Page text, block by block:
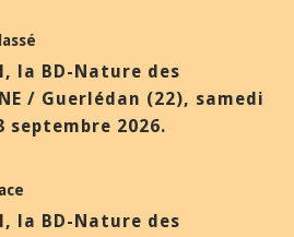
la BD-Nature des
/ Guerlédan (22), samedi
septembre 2026.
la BD-Nature des